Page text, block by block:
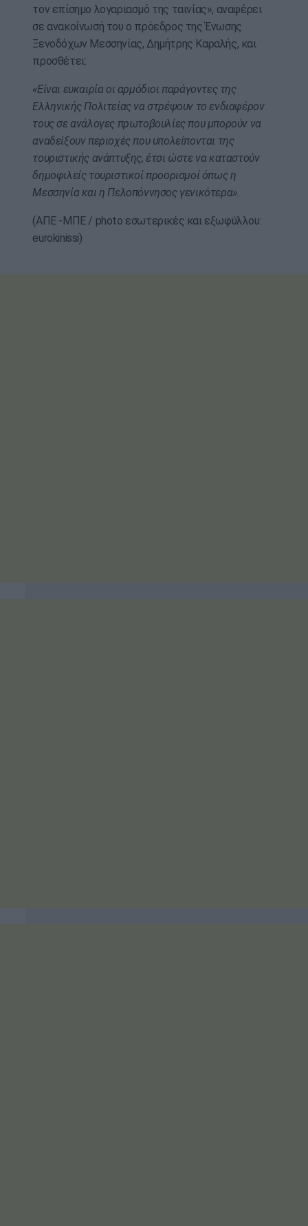
τον επίσημο λογαριασμό της ταινίας», αναφέρει
σε ανακοίνωσή του ο πρόεδρος της Ένωσης
Ξενοδόχων Μεσσηνίας, Δημήτρης Καραλής, και
προσθέτει:
«Είναι ευκαιρία οι αρμόδιοι παράγοντες της
Ελληνικής Πολιτείας να στρέψουν το ενδιαφέρον
τους σε ανάλογες πρωτοβουλίες που μπορούν να
αναδείξουν περιοχές που υπολείπονται της
τουριστικής ανάπτυξης, έτσι ώστε να καταστούν
δημοφιλείς τουριστικοί προορισμοί όπως η
Μεσσηνία και η Πελοπόννησος γενικότερα».
(ΑΠΕ -ΜΠΕ / photo εσωτερικές και εξωφύλλου:
eurokinissi)